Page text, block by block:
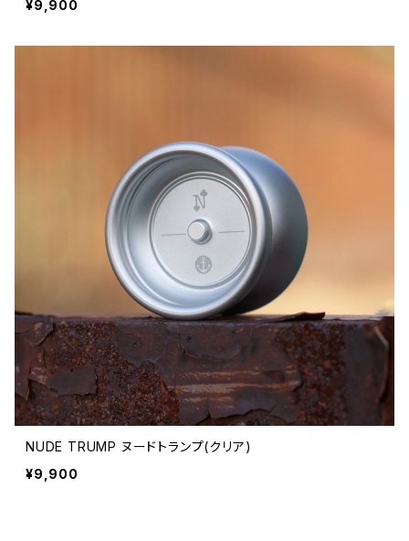
¥9,900
NUDE TRUMP ヌードトランプ(クリア)
¥9,900